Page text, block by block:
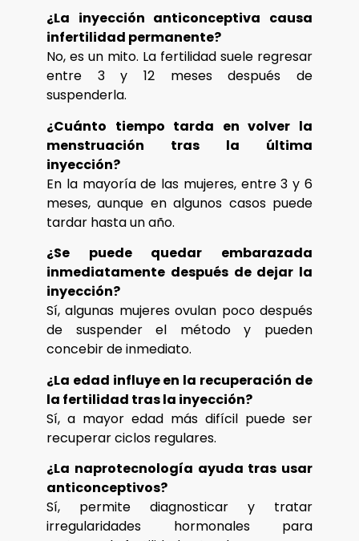
¿La inyección anticonceptiva causa
infertilidad permanente?
No, es un mito. La fertilidad suele regresar
entre 3 y 12 meses después de
suspenderla.
¿Cuánto tiempo tarda en volver la
menstruación tras la última
inyección?
En la mayoría de las mujeres, entre 3 y 6
meses, aunque en algunos casos puede
tardar hasta un año.
¿Se puede quedar embarazada
inmediatamente después de dejar la
inyección?
Sí, algunas mujeres ovulan poco después
de suspender el método y pueden
concebir de inmediato.
¿La edad influye en la recuperación de
la fertilidad tras la inyección?
Sí, a mayor edad más difícil puede ser
recuperar ciclos regulares.
¿La naprotecnología ayuda tras usar
anticonceptivos?
Sí, permite diagnosticar y tratar
irregularidades hormonales para